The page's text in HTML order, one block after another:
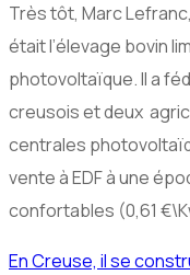
Très tôt, Marc
était l’élevage bovin
photovoltaïque. Il a
creusois et deux
centrales
vente à EDF à une
confortables (0,61 €
En Creuse, il se